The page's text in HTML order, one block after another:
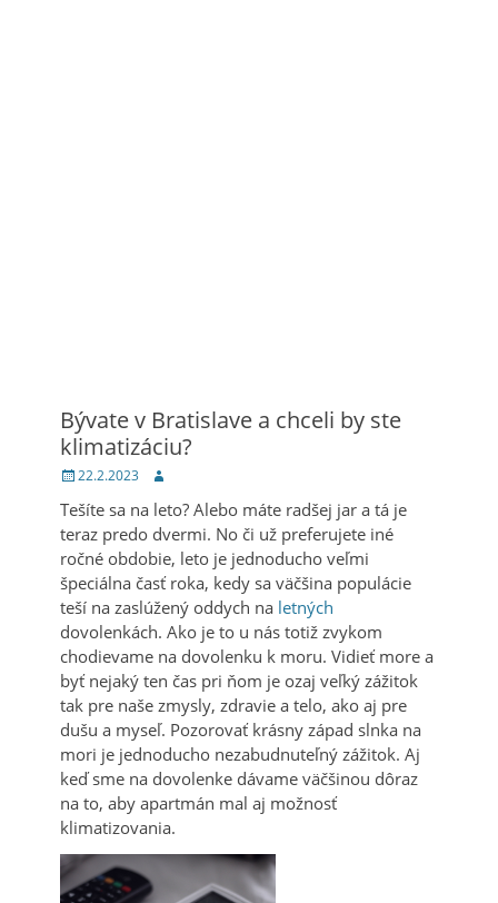
Bývate v Bratislave a chceli by ste
klimatizáciu?
Posted
22.2.2023 Author
Tešíte sa na leto? Alebo máte radšej jar a tá je
teraz predo dvermi. No či už preferujete iné
ročné obdobie, leto je jednoducho veľmi
špeciálna časť roka, kedy sa väčšina populácie
teší na zaslúžený oddych na letných
dovolenkách. Ako je to u nás totiž zvykom
chodievame na dovolenku k moru. Vidieť more a
byť nejaký ten čas pri ňom je ozaj veľký zážitok
tak pre naše zmysly, zdravie a telo, ako aj pre
dušu a myseľ. Pozorovať krásny západ slnka na
mori je jednoducho nezabudnuteľný zážitok. Aj
keď sme na dovolenke dávame väčšinou dôraz
na to, aby apartmán mal aj možnosť
klimatizovania.